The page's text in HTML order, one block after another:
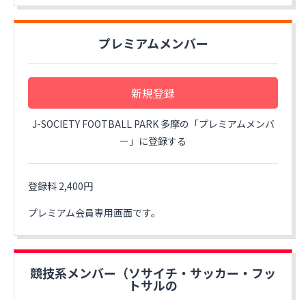
プレミアムメンバー
新規登録
J-SOCIETY FOOTBALL PARK 多摩の「プレミアムメンバ
ー」に登録する
登録料 2,400円
プレミアム会員専用画面です。
競技系メンバー（ソサイチ・サッカー・フッ
トサルの